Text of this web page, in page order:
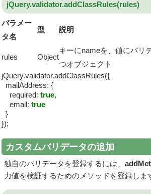
jQuery.validator.addClassRules(rules)
パラメー
タ名
型 説明
rules Object
キーにnameを、値にバリ
つオブジェクト
jQuery.validator.addClassRules({
mailAddress: {
required: true,
email: true
}
});
カスタムバリデータの追加
独自のバリデータを登録するには、
力値を検証するためのメソッドを登録しま